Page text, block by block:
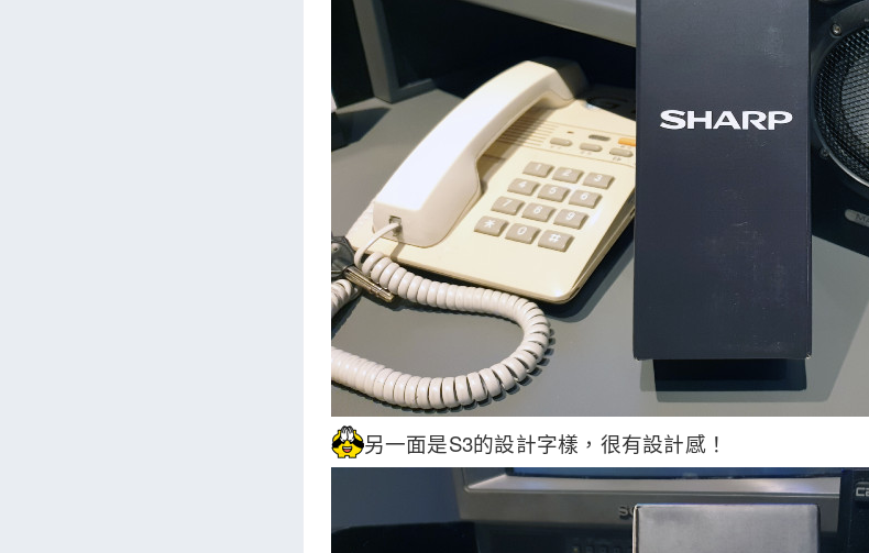
另一面是S3的設計字樣，很有設計感！